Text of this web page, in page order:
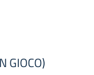
GIOCO)